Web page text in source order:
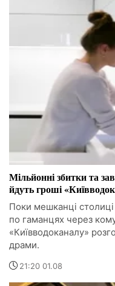
Мільйонні збитки та
йдуть гроші
Поки мешканці
по гаманцях через
«Київводоканалу»
драми.
21:20 01.08